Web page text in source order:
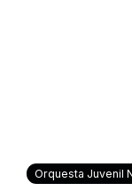
Orquesta Juvenil